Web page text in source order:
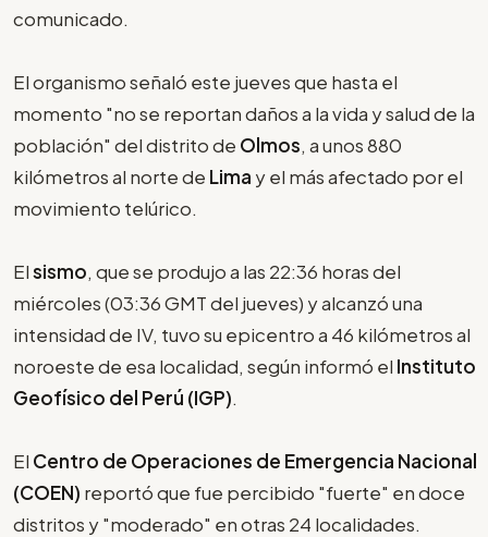
comunicado.
El organismo señaló este jueves que hasta el
momento "no se reportan daños a la vida y salud de la
población" del distrito de Olmos, a unos 880
kilómetros al norte de Lima y el más afectado por el
movimiento telúrico.
Elsismo, que se produjo a las 22:36 horas del
miércoles (03:36 GMT del jueves) y alcanzó una
intensidad de IV, tuvo su epicentro a 46 kilómetros al
noroeste de esa localidad, según informó el Instituto
Geofísico del Perú (IGP).
El Centro de Operaciones de Emergencia Nacional
(COEN) reportó que fue percibido "fuerte" en doce
distritos y "moderado" en otras 24 localidades.